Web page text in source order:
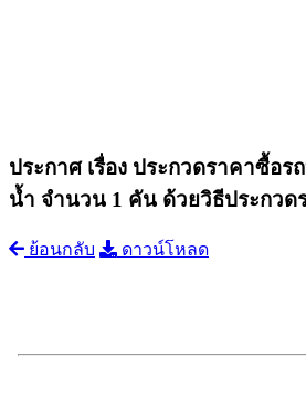
ประกาศ เรื่อง ประกวดราคาซื้อ
น้ำ จำนวน 1 คัน ด้วยวิธีประกวด
ย้อนกลับ ดาวน์โหลด